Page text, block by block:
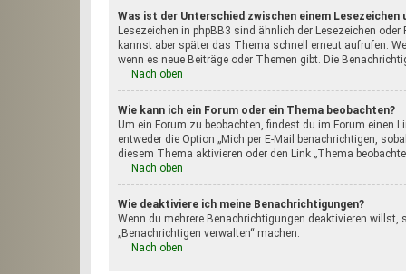
Was ist der Unterschied zwischen einem
Lesezeichen in phpBB3 sind ähnlich der Lesezeichen
kannst aber später das Thema schnell erneut aufrufen.
wenn es neue Beiträge oder Themen gibt. Die
Nach oben
Wie kann ich ein Forum oder ein Thema beobachten?
Um ein Forum zu beobachten, findest du im Forum einen
entweder die Option „Mich per E-Mail benachrichtigen,
diesem Thema aktivieren oder den Link „Thema
Nach oben
Wie deaktiviere ich meine Benachrichtigungen?
Wenn du mehrere Benachrichtigungen deaktivieren
„Benachrichtigen verwalten“ machen.
Nach oben